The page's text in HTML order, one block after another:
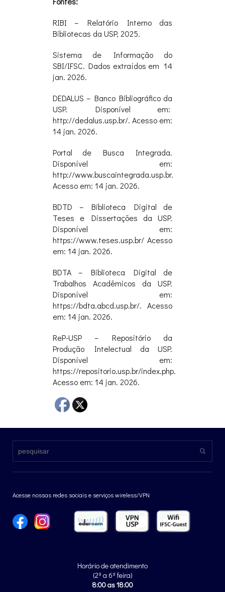
RIBI – Relatório Interno das
Bibliotecas da USP, 2025.
Sistema de Informação do
SBI/IFSC. Dados extraídos em 14
jan. 2026.
DEDALUS – Banco Bibliográfico da
USP. Disponível em:
http://dedalus.usp.br/. Acesso em:
14 jan. 2026.
Portal de Busca Integrada.
Disponível em:
http://www.buscaintegrada.usp.br.
Acesso em: 14 jan. 2026.
BDTD – Biblioteca Digital de
Teses e Dissertações da USP.
Disponível em:
https://www.teses.usp.br/ Acesso
em: 14 jan. 2026.
BDTA – Biblioteca Digital de
Trabalhos Acadêmicos da USP.
Disponível em:
https://bdta.abcd.usp.br/. Acesso
em: 14 jan. 2026.
ReP-USP – Repositório da
Produção Intelectual da USP.
Disponível em:
https://repositorio.usp.br/index.php.
Acesso em: 14 jan. 2026.
Acesse nossas redes sociais e serviços wireless/VPN
Horário de atendimento
(2ª a 6ª feira)
8:00 as 18:00